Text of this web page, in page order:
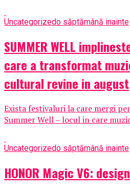
Uncategorizedo săptămână inainte
SUMMER WELL
care a transformat
cultural revine in august
Exista festivaluri la care mergi
Summer Well – locul in care
Uncategorizedo săptămână inainte
HONOR Magic V6: